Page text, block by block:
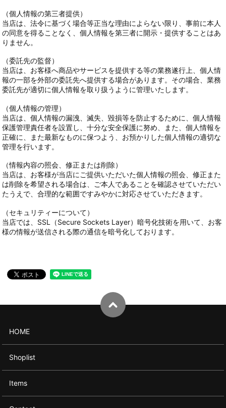
（個人情報の第三者提供）
当店は、法令に基づく場合等正当な理由によらない限り、事前に本人
の同意を得ることなく、個人情報を第三者に開示・提供することはあ
りません。
（委託先の監督）
当店は、お客様へ商品やサービスを提供する等の業務遂行上、個人情
報の一部を外部の委託先へ提供する場合があります。その場合、業務
委託先が適切に個人情報を取り扱うように管理いたします。
（個人情報の管理）
当店は、個人情報の漏洩、滅失、毀損等を防止するために、個人情報
保護管理責任者を設置し、十分な安全保護に努め、また、個人情報を
正確に、また最新なものに保つよう、お預かりした個人情報の適切な
管理を行います。
（情報内容の照会、修正または削除）
当店は、お客様が当店にご提供いただいた個人情報の照会、修正また
は削除を希望される場合は、ご本人であることを確認させていただい
たうえで、合理的な範囲ですみやかに対応させていただきます。
（セキュリティーについて）
当店では、SSL（Secure Sockets Layer）暗号化技術を用いて、お客
様の情報が送信される際の通信を暗号化しております。
HOME
Shoplist
Items